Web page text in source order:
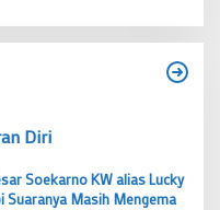
Diri
Soekarno KW alias Lucky
Suaranya Masih Mengema